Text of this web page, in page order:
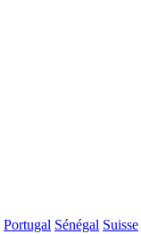
Portugal Sénégal Suisse